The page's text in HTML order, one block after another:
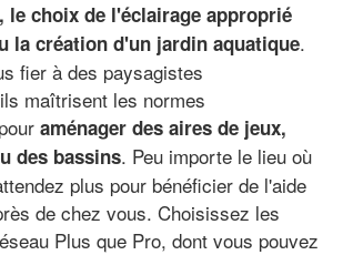
le choix de l'éclairage approprié
la création d'un jardin aquatique.
fier à des paysagistes
maîtrisent les normes
aménager des aires de jeux,
des bassins. Peu importe le lieu où
plus pour bénéficier de l'aide
de chez vous. Choisissez les
Plus que Pro, dont vous pouvez